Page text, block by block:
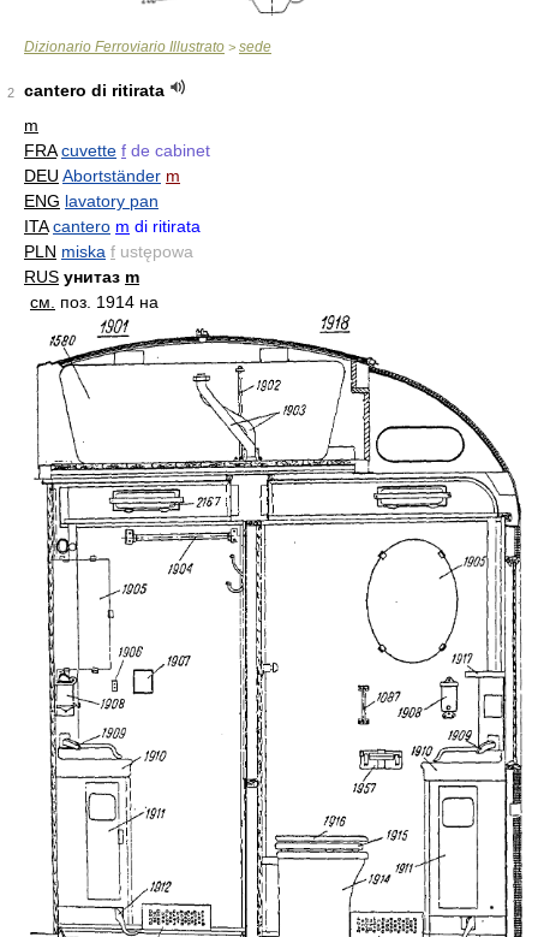
Dizionario Ferroviario Illustrato > sede
2
cantero di ritirata
m
FRA cuvette f de cabinet
DEU Abortständer m
ENG lavatory pan
ITA cantero m di ritirata
PLN miska f ustępowa
RUS унитаз m
см.
поз. 1914 на